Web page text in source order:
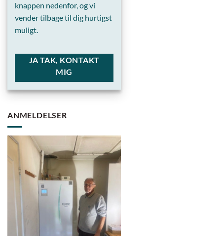
knappen nedenfor, og vi
vender tilbage til dig hurtigst
muligt.
JA TAK, KONTAKT
MIG
ANMELDELSER